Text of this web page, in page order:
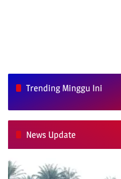
Trending Minggu Ini
News Update